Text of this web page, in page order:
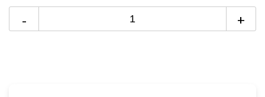
● 3分鐘快充，續錄1小時
●內建16GB記憶體容量
- +